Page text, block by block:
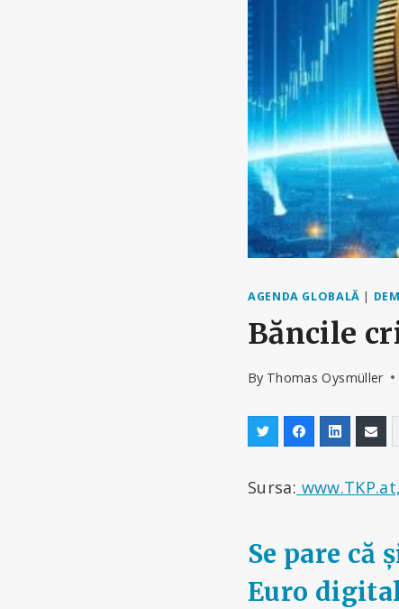
AGENDA GLOBALĂ |
Băncile
By Thomas Oysmüller
Sursa: www.TKP.at,
Se pare că
Euro